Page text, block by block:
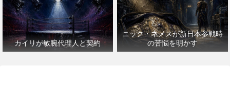
カイリが敏腕代理人と契約
ニック・ネメスが新日本参戦時
の苦悩を明かす